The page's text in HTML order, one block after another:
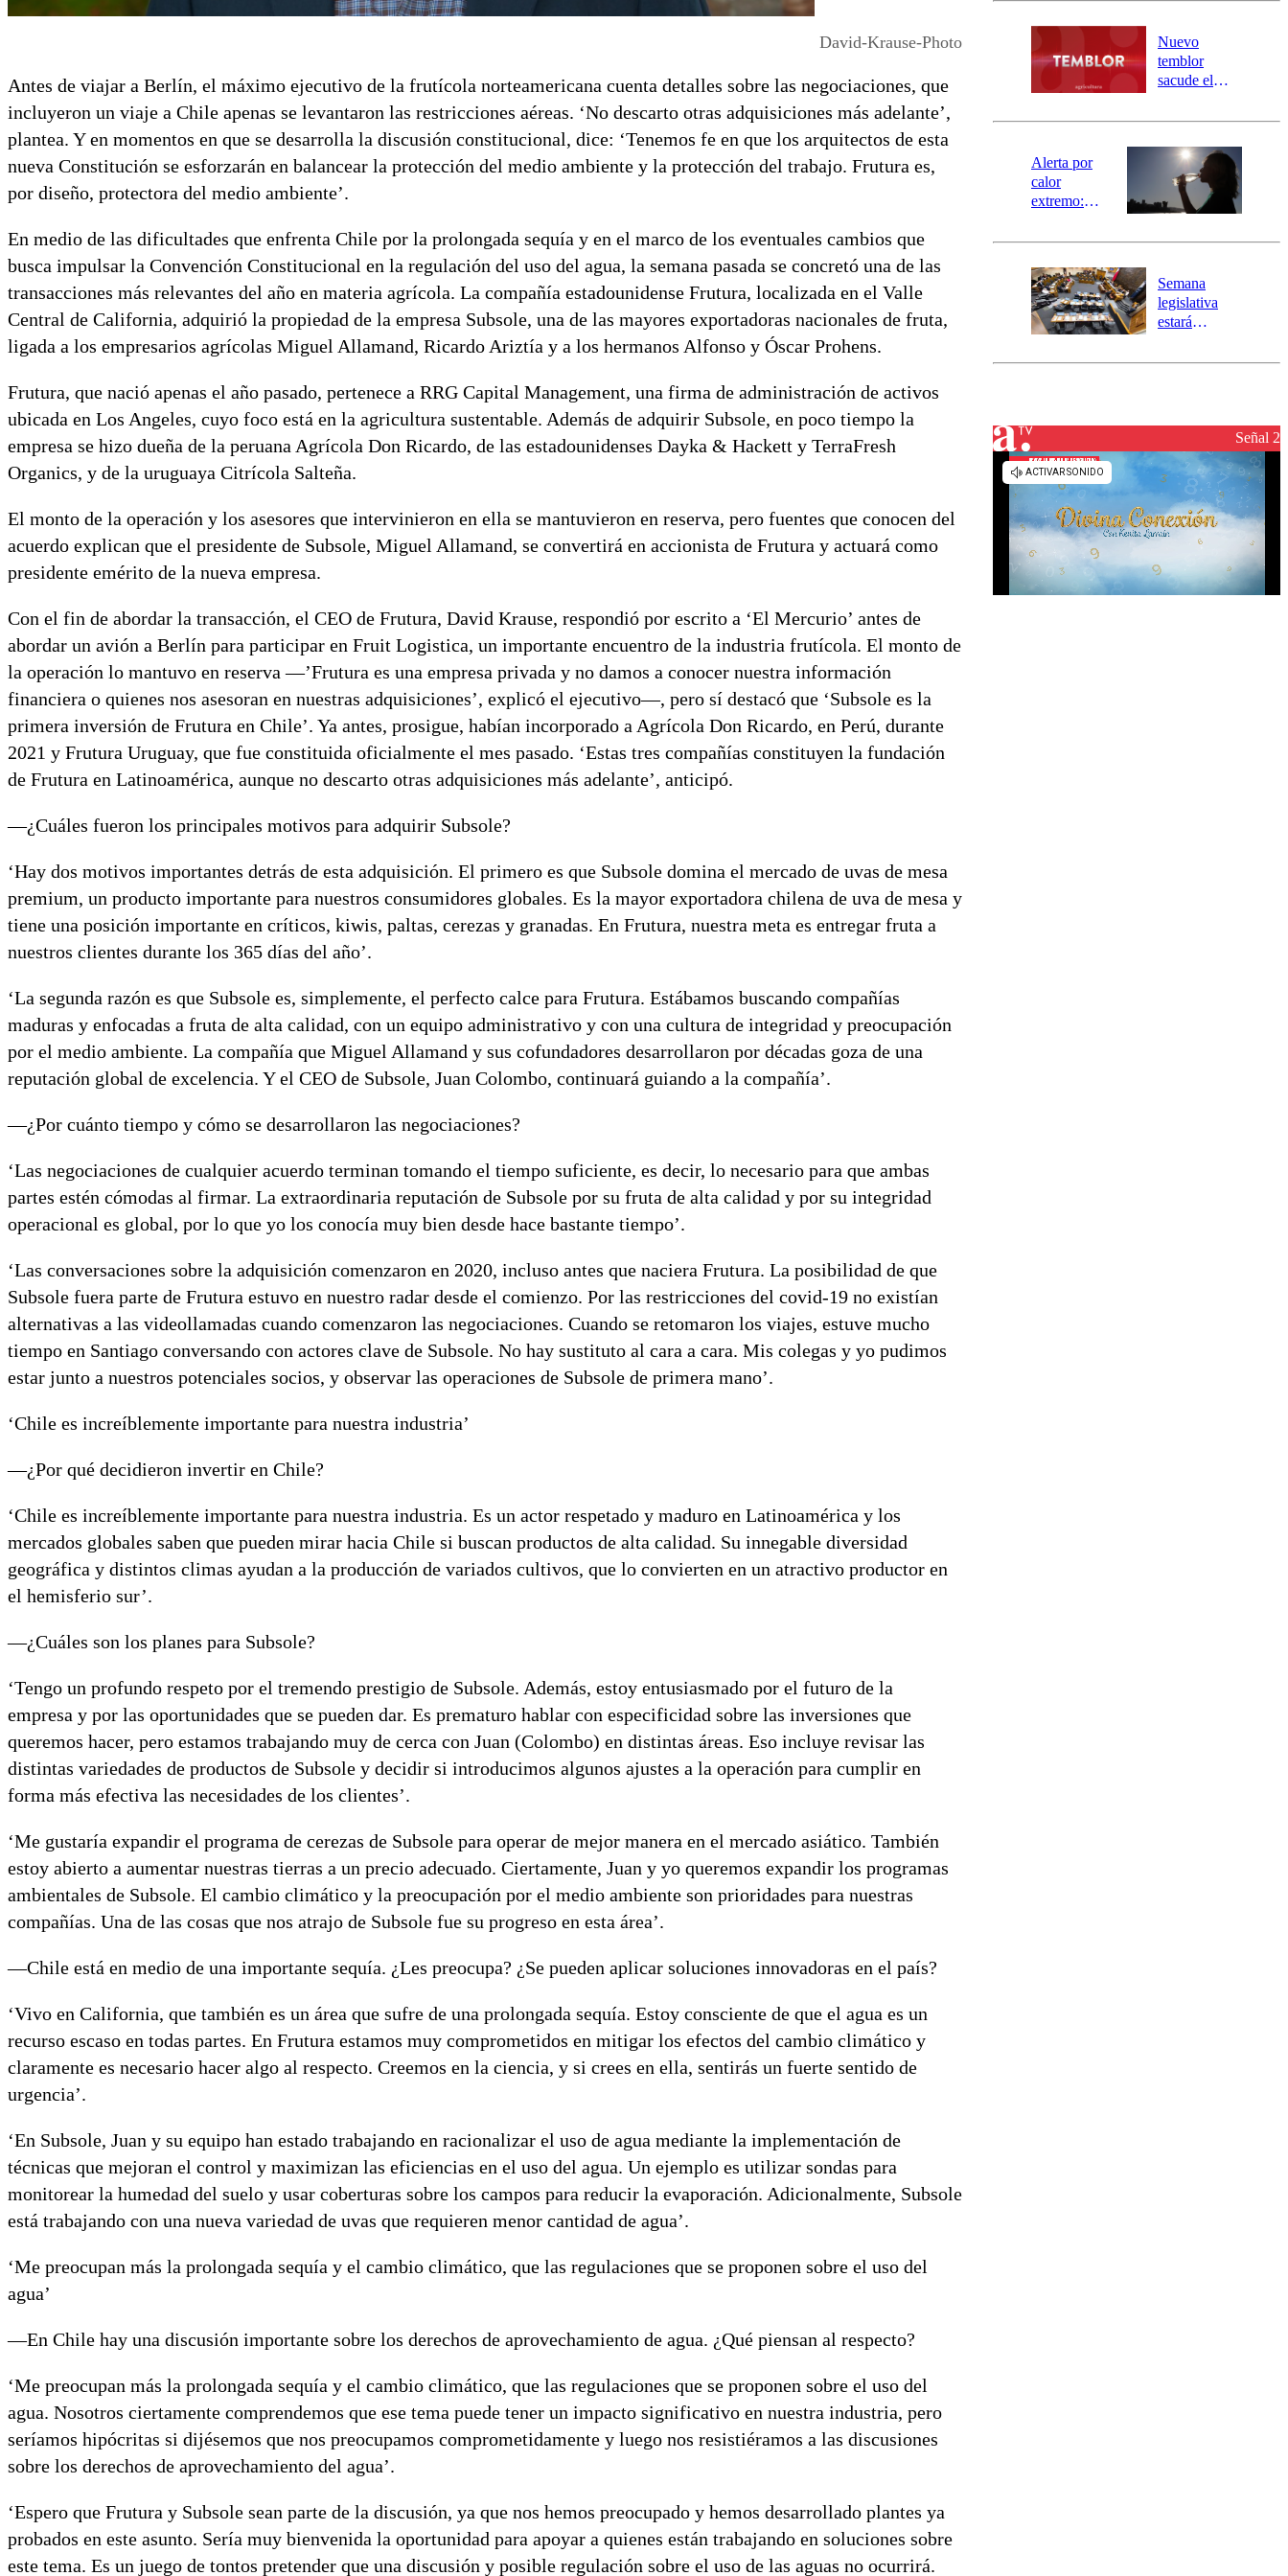
David-Krause-Photo
Antes de viajar a Berlín, el máximo ejecutivo de la frutícola norteamericana cuenta detalles sobre las negociaciones, que
incluyeron un viaje a Chile apenas se levantaron las restricciones aéreas. ‘No descarto otras adquisiciones más adelante’,
plantea. Y en momentos en que se desarrolla la discusión constitucional, dice: ‘Tenemos fe en que los arquitectos de esta
nueva Constitución se esforzarán en balancear la protección del medio ambiente y la protección del trabajo. Frutura es,
por diseño, protectora del medio ambiente’.
En medio de las dificultades que enfrenta Chile por la prolongada sequía y en el marco de los eventuales cambios que
busca impulsar la Convención Constitucional en la regulación del uso del agua, la semana pasada se concretó una de las
transacciones más relevantes del año en materia agrícola. La compañía estadounidense Frutura, localizada en el Valle
Central de California, adquirió la propiedad de la empresa Subsole, una de las mayores exportadoras nacionales de fruta,
ligada a los empresarios agrícolas Miguel Allamand, Ricardo Ariztía y a los hermanos Alfonso y Óscar Prohens.
Frutura, que nació apenas el año pasado, pertenece a RRG Capital Management, una firma de administración de activos
ubicada en Los Angeles, cuyo foco está en la agricultura sustentable. Además de adquirir Subsole, en poco tiempo la
empresa se hizo dueña de la peruana Agrícola Don Ricardo, de las estadounidenses Dayka & Hackett y TerraFresh
Organics, y de la uruguaya Citrícola Salteña.
El monto de la operación y los asesores que intervinieron en ella se mantuvieron en reserva, pero fuentes que conocen del
acuerdo explican que el presidente de Subsole, Miguel Allamand, se convertirá en accionista de Frutura y actuará como
presidente emérito de la nueva empresa.
Con el fin de abordar la transacción, el CEO de Frutura, David Krause, respondió por escrito a ‘El Mercurio’ antes de
abordar un avión a Berlín para participar en Fruit Logistica, un importante encuentro de la industria frutícola. El monto de
la operación lo mantuvo en reserva —’Frutura es una empresa privada y no damos a conocer nuestra información
financiera o quienes nos asesoran en nuestras adquisiciones’, explicó el ejecutivo—, pero sí destacó que ‘Subsole es la
primera inversión de Frutura en Chile’. Ya antes, prosigue, habían incorporado a Agrícola Don Ricardo, en Perú, durante
2021 y Frutura Uruguay, que fue constituida oficialmente el mes pasado. ‘Estas tres compañías constituyen la fundación
de Frutura en Latinoamérica, aunque no descarto otras adquisiciones más adelante’, anticipó.
—¿Cuáles fueron los principales motivos para adquirir Subsole?
‘Hay dos motivos importantes detrás de esta adquisición. El primero es que Subsole domina el mercado de uvas de mesa
premium, un producto importante para nuestros consumidores globales. Es la mayor exportadora chilena de uva de mesa y
tiene una posición importante en críticos, kiwis, paltas, cerezas y granadas. En Frutura, nuestra meta es entregar fruta a
nuestros clientes durante los 365 días del año’.
‘La segunda razón es que Subsole es, simplemente, el perfecto calce para Frutura. Estábamos buscando compañías
maduras y enfocadas a fruta de alta calidad, con un equipo administrativo y con una cultura de integridad y preocupación
por el medio ambiente. La compañía que Miguel Allamand y sus cofundadores desarrollaron por décadas goza de una
reputación global de excelencia. Y el CEO de Subsole, Juan Colombo, continuará guiando a la compañía’.
—¿Por cuánto tiempo y cómo se desarrollaron las negociaciones?
‘Las negociaciones de cualquier acuerdo terminan tomando el tiempo suficiente, es decir, lo necesario para que ambas
partes estén cómodas al firmar. La extraordinaria reputación de Subsole por su fruta de alta calidad y por su integridad
operacional es global, por lo que yo los conocía muy bien desde hace bastante tiempo’.
‘Las conversaciones sobre la adquisición comenzaron en 2020, incluso antes que naciera Frutura. La posibilidad de que
Subsole fuera parte de Frutura estuvo en nuestro radar desde el comienzo. Por las restricciones del covid-19 no existían
alternativas a las videollamadas cuando comenzaron las negociaciones. Cuando se retomaron los viajes, estuve mucho
tiempo en Santiago conversando con actores clave de Subsole. No hay sustituto al cara a cara. Mis colegas y yo pudimos
estar junto a nuestros potenciales socios, y observar las operaciones de Subsole de primera mano’.
‘Chile es increíblemente importante para nuestra industria’
—¿Por qué decidieron invertir en Chile?
‘Chile es increíblemente importante para nuestra industria. Es un actor respetado y maduro en Latinoamérica y los
mercados globales saben que pueden mirar hacia Chile si buscan productos de alta calidad. Su innegable diversidad
geográfica y distintos climas ayudan a la producción de variados cultivos, que lo convierten en un atractivo productor en
el hemisferio sur’.
—¿Cuáles son los planes para Subsole?
‘Tengo un profundo respeto por el tremendo prestigio de Subsole. Además, estoy entusiasmado por el futuro de la
empresa y por las oportunidades que se pueden dar. Es prematuro hablar con especificidad sobre las inversiones que
queremos hacer, pero estamos trabajando muy de cerca con Juan (Colombo) en distintas áreas. Eso incluye revisar las
distintas variedades de productos de Subsole y decidir si introducimos algunos ajustes a la operación para cumplir en
forma más efectiva las necesidades de los clientes’.
‘Me gustaría expandir el programa de cerezas de Subsole para operar de mejor manera en el mercado asiático. También
estoy abierto a aumentar nuestras tierras a un precio adecuado. Ciertamente, Juan y yo queremos expandir los programas
ambientales de Subsole. El cambio climático y la preocupación por el medio ambiente son prioridades para nuestras
compañías. Una de las cosas que nos atrajo de Subsole fue su progreso en esta área’.
—Chile está en medio de una importante sequía. ¿Les preocupa? ¿Se pueden aplicar soluciones innovadoras en el país?
‘Vivo en California, que también es un área que sufre de una prolongada sequía. Estoy consciente de que el agua es un
recurso escaso en todas partes. En Frutura estamos muy comprometidos en mitigar los efectos del cambio climático y
claramente es necesario hacer algo al respecto. Creemos en la ciencia, y si crees en ella, sentirás un fuerte sentido de
urgencia’.
‘En Subsole, Juan y su equipo han estado trabajando en racionalizar el uso de agua mediante la implementación de
técnicas que mejoran el control y maximizan las eficiencias en el uso del agua. Un ejemplo es utilizar sondas para
monitorear la humedad del suelo y usar coberturas sobre los campos para reducir la evaporación. Adicionalmente, Subsole
está trabajando con una nueva variedad de uvas que requieren menor cantidad de agua’.
‘Me preocupan más la prolongada sequía y el cambio climático, que las regulaciones que se proponen sobre el uso del
agua’
—En Chile hay una discusión importante sobre los derechos de aprovechamiento de agua. ¿Qué piensan al respecto?
‘Me preocupan más la prolongada sequía y el cambio climático, que las regulaciones que se proponen sobre el uso del
agua. Nosotros ciertamente comprendemos que ese tema puede tener un impacto significativo en nuestra industria, pero
seríamos hipócritas si dijésemos que nos preocupamos comprometidamente y luego nos resistiéramos a las discusiones
sobre los derechos de aprovechamiento del agua’.
‘Espero que Frutura y Subsole sean parte de la discusión, ya que nos hemos preocupado y hemos desarrollado plantes ya
probados en este asunto. Sería muy bienvenida la oportunidad para apoyar a quienes están trabajando en soluciones sobre
este tema. Es un juego de tontos pretender que una discusión y posible regulación sobre el uso de las aguas no ocurrirá.
río Damas:
activa
mensajería
SAE
Nuevo
temblor
sacude el
revisa la
epicentro
Alerta por
calor
extremo:
activa Alerta
Preventiva en
tres comunas
Semana
legislativa
estará
el fin de la
reconstrucciónSeñal 2